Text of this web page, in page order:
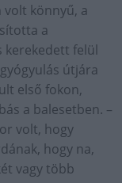
volt könnyű, a
a
kerekedett felül
útjára
első fokon,
a balesetben. –
volt, hogy
hogy na,
vagy több